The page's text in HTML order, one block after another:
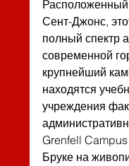
Сент-Джонс,
полный спектр
современной
крупнейший
находятся
учреждения
Grenfell
Бруке на